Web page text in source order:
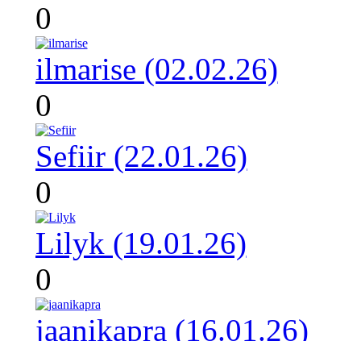
0
ilmarise (02.02.26)
0
Sefiir (22.01.26)
0
Lilyk (19.01.26)
0
jaanikapra (16.01.26)